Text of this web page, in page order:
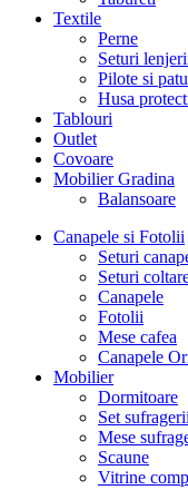
Textile
Perne
Seturi
Pilote si
Husa
Tablouri
Outlet
Covoare
Mobilier Gradina
Balansoare
Canapele si Fotolii
Seturi
Seturi
Canapele
Fotolii
Mese cafea
Canapele
Mobilier
Dormitoare
Set
Mese
Scaune
Vitrine